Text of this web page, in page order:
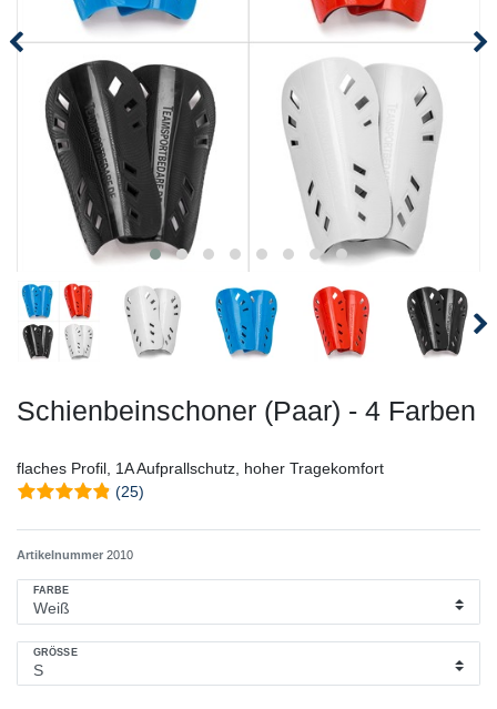
Schienbeinschoner (Paar) - 4 Farben
flaches Profil, 1A Aufprallschutz, hoher Tragekomfort
(25)
Artikelnummer 2010
FARBE
GRÖSSE